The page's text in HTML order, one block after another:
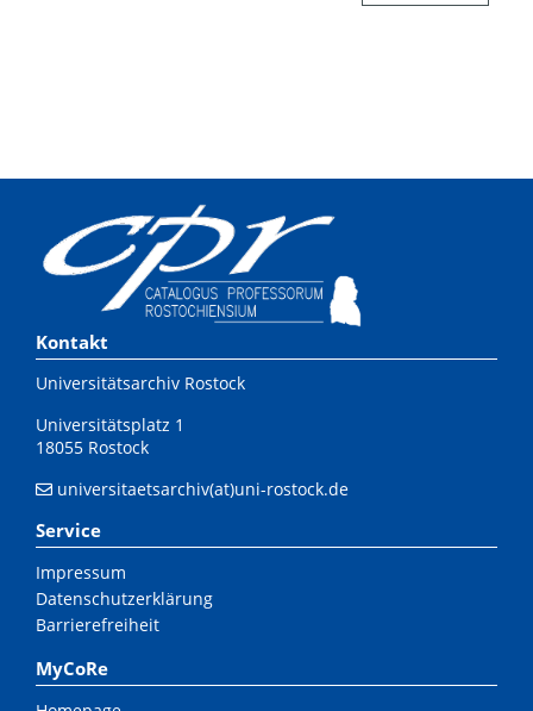
Kontakt
Universitätsarchiv Rostock
Universitätsplatz 1
18055 Rostock
universitaetsarchiv(at)uni-rostock.de
Service
Impressum
Datenschutzerklärung
Barrierefreiheit
MyCoRe